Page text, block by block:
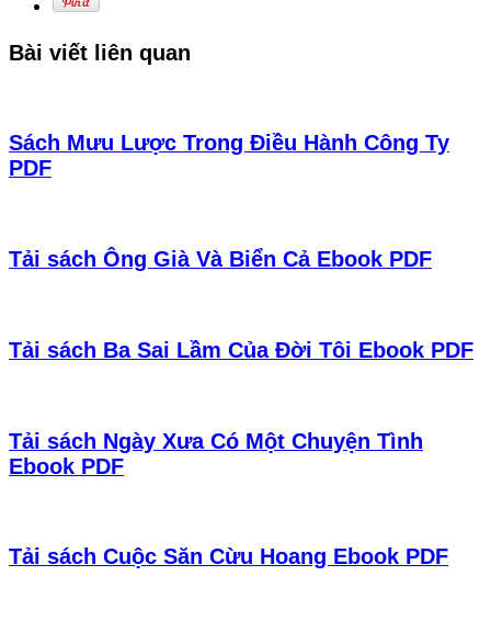
Bài viết liên quan
Sách Mưu Lược Trong Điều Hành Công Ty
PDF
Tải sách Ông Già Và Biển Cả Ebook PDF
Tải sách Ba Sai Lầm Của Đời Tôi Ebook PDF
Tải sách Ngày Xưa Có Một Chuyện Tình
Ebook PDF
Tải sách Cuộc Săn Cừu Hoang Ebook PDF